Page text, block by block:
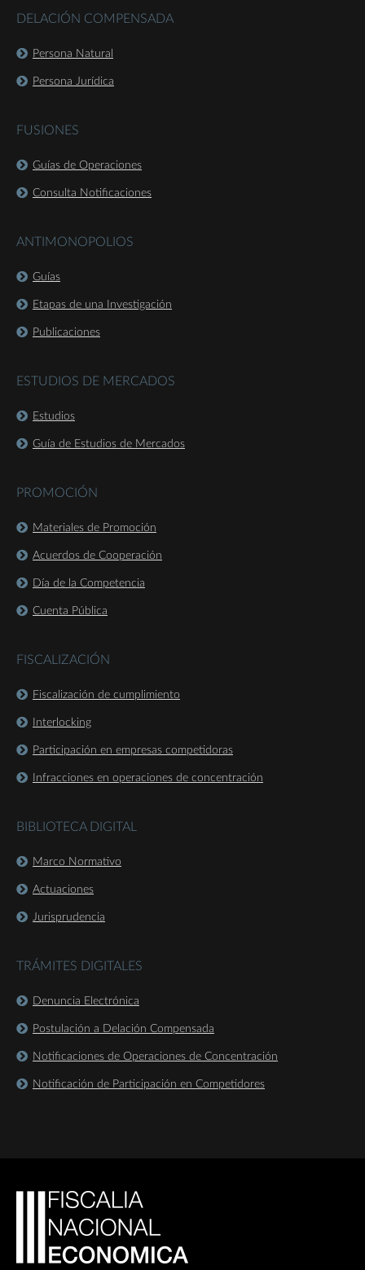
DELACIÓN COMPENSADA
Persona Natural
Persona Jurídica
FUSIONES
Guías de Operaciones
Consulta Notificaciones
ANTIMONOPOLIOS
Guías
Etapas de una Investigación
Publicaciones
ESTUDIOS DE MERCADOS
Estudios
Guía de Estudios de Mercados
PROMOCIÓN
Materiales de Promoción
Acuerdos de Cooperación
Día de la Competencia
Cuenta Pública
FISCALIZACIÓN
Fiscalización de cumplimiento
Interlocking
Participación en empresas competidoras
Infracciones en operaciones de concentración
BIBLIOTECA DIGITAL
Marco Normativo
Actuaciones
Jurisprudencia
TRÁMITES DIGITALES
Denuncia Electrónica
Postulación a Delación Compensada
Notificaciones de Operaciones de Concentración
Notificación de Participación en Competidores